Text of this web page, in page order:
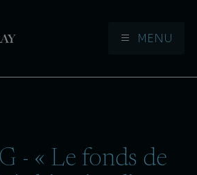
MENU
- « Le fonds de